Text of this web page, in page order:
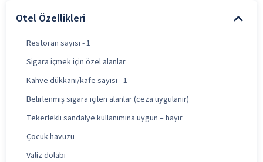
Otel Özellikleri
Restoran sayısı - 1
Sigara içmek için özel alanlar
Kahve dükkanı/kafe sayısı - 1
Belirlenmiş sigara içilen alanlar (ceza uygulanır)
Tekerlekli sandalye kullanımına uygun – hayır
Çocuk havuzu
Valiz dolabı